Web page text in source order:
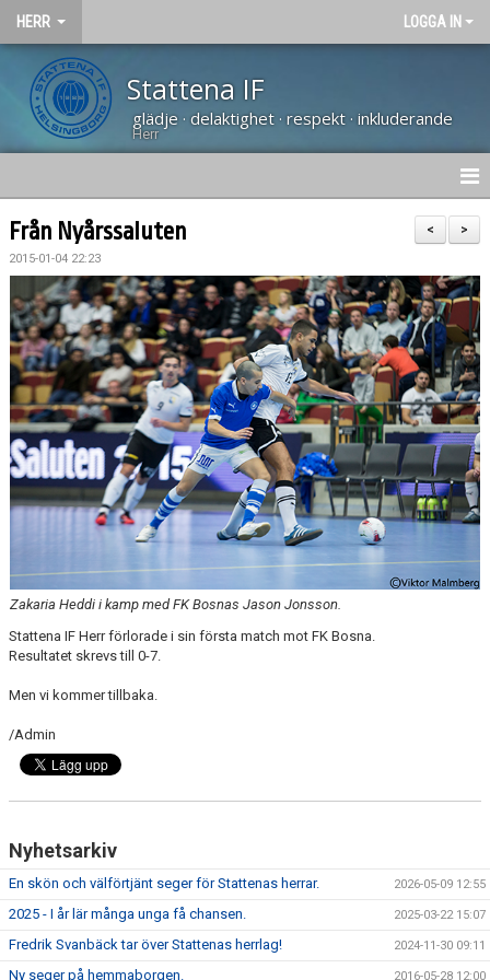
HERR LOGGA IN
Stattena IF
glädje · delaktighet · respekt · inkluderande
Herr
NYHETER
HEM
KALENDER
TRUPPEN
BILDGALLERI
DOKUMENT
KONTAKT
>
<
Från Nyårssaluten
2015-01-04 22:23
Zakaria Heddi i kamp med FK Bosnas Jason Jonsson.
Stattena IF Herr förlorade i sin första match mot FK Bosna.
Resultatet skrevs till 0-7.
Men vi kommer tillbaka.
/Admin
Nyhetsarkiv
En skön och välförtjänt seger för Stattenas herrar. 2026-05-09 12:55
2025 - I år lär många unga få chansen. 2025-03-22 15:07
Fredrik Svanbäck tar över Stattenas herrlag! 2024-11-30 09:11
Ny seger på hemmaborgen. 2016-05-28 12:00